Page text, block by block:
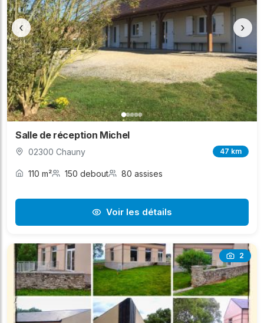
‹ ›
Salle de réception Michel
02300 Chauny 47 km
110 m² 150 debout 80 assises
Voir les détails
2